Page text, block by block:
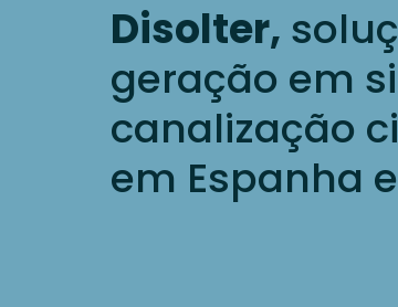
Disolter,
geração em
canalização
em Espanha